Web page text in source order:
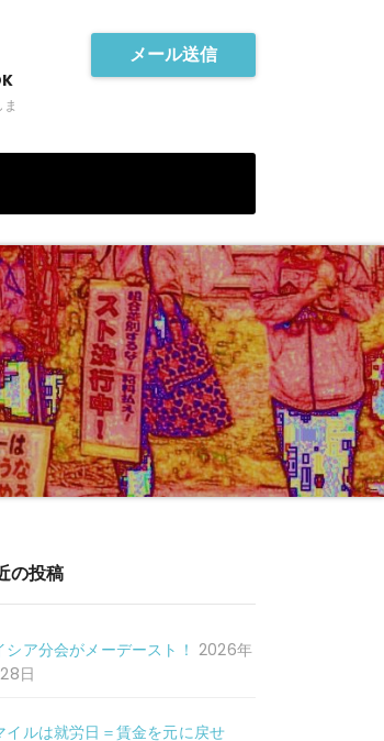
メール送信
の投稿
シア分会がメーデースト！ 2026年
日
イルは就労日＝賃金を元に戻せ